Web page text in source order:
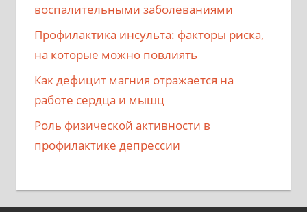
воспалительными заболеваниями
Профилактика инсульта: факторы риска,
на которые можно повлиять
Как дефицит магния отражается на
работе сердца и мышц
Роль физической активности в
профилактике депрессии